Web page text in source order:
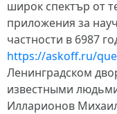
широк спектър от
приложения за
частности в 6987
https://askoff.ru/
Ленинградском
известными
Илларионов